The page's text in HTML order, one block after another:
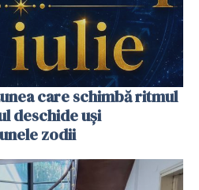
care schimbă ritmul
deschide uși
zodii